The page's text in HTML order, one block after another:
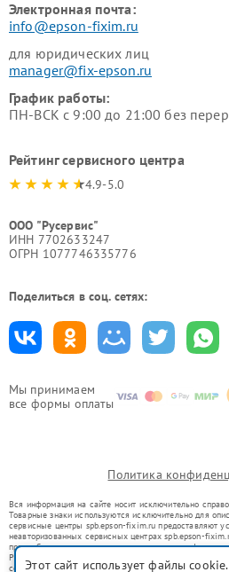
Мы принимаем
все формы оплаты
Электронная почта:
info@epson-fixim.ru
для юридических лиц
manager@fix-epson.ru
График работы:
ПН-ВСК с 9:00 до 21:00 без
Рейтинг сервисного центра
4.9-5.0
ООО "Русервис"
ИНН 7702633247
ОГРН 1077746335776
Поделиться в соц. сетях:
Политика
Вся информация на сайте носит исключительно
Товарные знаки используются исключительно для
сервисные центры spb.epson-fixim.ru предоставляют
неавторизованных сервисных центрах spb.epson-
правообладателями товарных знаков или их
Ремонт осуществляется для устройств, уже введенных
со статьей 1487 ГК РФ.
Этот сайт использует файлы